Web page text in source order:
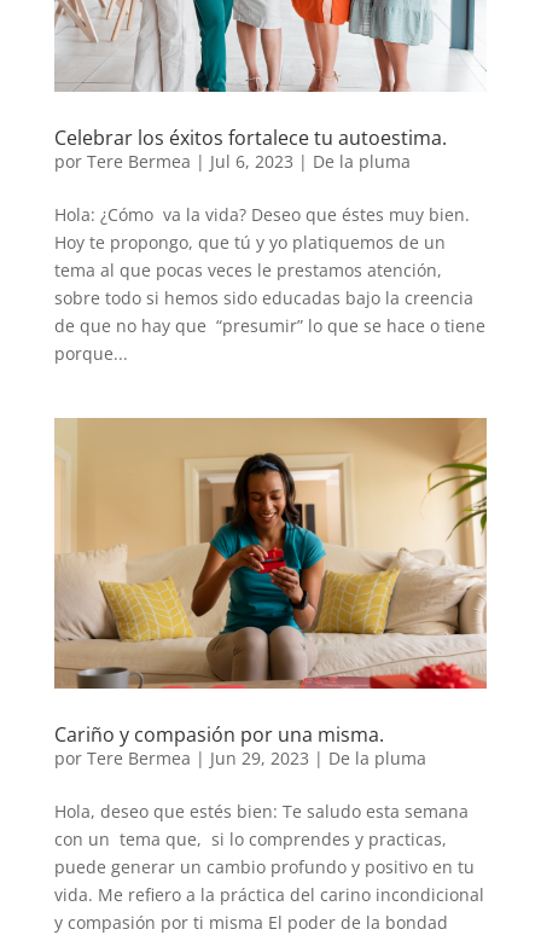
Celebrar los éxitos fortalece tu autoestima.
por Tere Bermea | Jul 6, 2023 | De la pluma
Hola: ¿Cómo va la vida? Deseo que éstes muy bien.
Hoy te propongo, que tú y yo platiquemos de un
tema al que pocas veces le prestamos atención,
sobre todo si hemos sido educadas bajo la creencia
de que no hay que “presumir” lo que se hace o tiene
porque...
Cariño y compasión por una misma.
por Tere Bermea | Jun 29, 2023 | De la pluma
Hola, deseo que estés bien: Te saludo esta semana
con un tema que, si lo comprendes y practicas,
puede generar un cambio profundo y positivo en tu
vida. Me refiero a la práctica del carino incondicional
y compasión por ti misma El poder de la bondad